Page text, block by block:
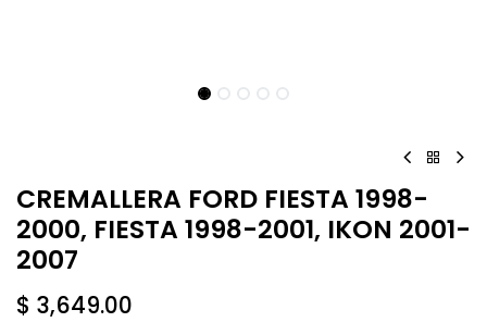
CREMALLERA FORD FIESTA 1998-
2000, FIESTA 1998-2001, IKON 2001-
2007
$ 3,649.00